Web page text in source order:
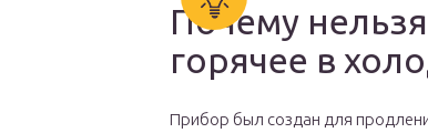
Почему
горячее в
Прибор был создан для